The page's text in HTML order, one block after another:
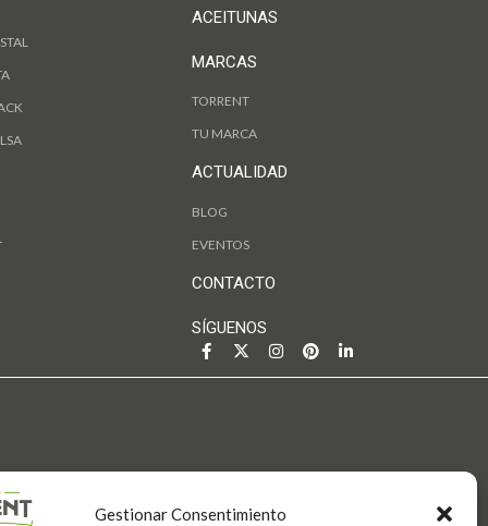
Gestionar Consentimiento
ACEITUNAS
MARCAS
TORRENT
TU MARCA
ACTUALIDAD
BLOG
EVENTOS
CONTACTO
SÍGUENOS